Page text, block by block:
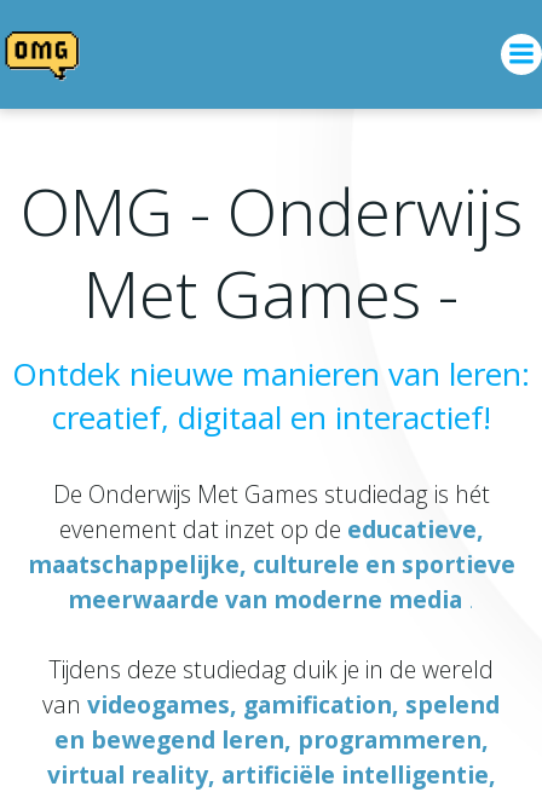
OMG - Onderwijs
Met Games -
Ontdek nieuwe manieren van leren:
creatief, digitaal en interactief!
De Onderwijs Met Games studiedag is hét
evenement dat inzet op de educatieve,
maatschappelijke, culturele en sportieve
meerwaarde van moderne media .
Tijdens deze studiedag duik je in de wereld
van videogames, gamification, spelend
en bewegend leren, programmeren,
virtual reality, artificiële intelligentie,